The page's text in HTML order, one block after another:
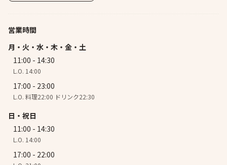
営業時間
月・火・水・木・金・土
11:00 - 14:30
L.O. 14:00
17:00 - 23:00
L.O. 料理22:00 ドリンク22:30
日・祝日
11:00 - 14:30
L.O. 14:00
17:00 - 22:00